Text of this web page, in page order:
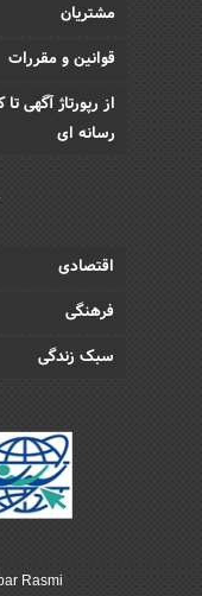
مشتریان
قوانین و مقررات
از رپورتاژ آگهی
رسانه ای
اقتصادی
فرهنگی
سبک زندگی
Rasmi